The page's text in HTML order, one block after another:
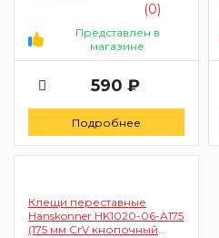
(0)
Представлен в
магазине
590 ₽
Подробнее
Клещи переставные
Hanskonner HK1020-06-A175
(175 мм CrV кнопочный